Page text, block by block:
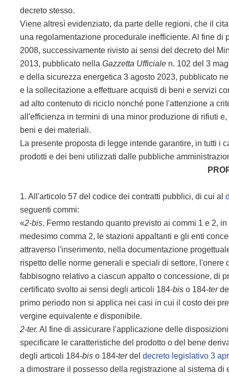
decreto stesso.
Viene altresì evidenziato, da parte delle regioni, che il
una regolamentazione procedurale inefficiente. Al fine
2008, successivamente rivisto ai sensi del decreto del
2013, pubblicato nellaGazzetta Ufficiale n. 102 del 3
e della sicurezza energetica 3 agosto 2023, pubblicato
e la sollecitazione a effettuare acquisti di beni e servizi
ad alto contenuto di riciclo nonché pone l'attenzione a
all'efficienza in termini di una minor produzione di rifiuti
beni e dei materiali.
La presente proposta di legge intende garantire, in tutti
prodotti e dei beni utilizzati dalle pubbliche
1. All'articolo 57 del codice dei contratti pubblici, di cui al
seguenti commi:
«2-bis. Fermo restando quanto previsto ai commi 1 e 2,
medesimo comma 2, le stazioni appaltanti e gli enti
attraverso l'inserimento, nella documentazione
rispetto delle norme generali e speciali di settore,
fabbisogno relativo a ciascun appalto o concessione, di
certificato svolto ai sensi degli articoli 184-bis o 184-ter
primo periodo non si applica nei casi in cui il costo dei
vergine equivalente e disponibile.
2-ter. Al fine di assicurare l'applicazione delle
specificare le caratteristiche del prodotto o del bene
degli articoli 184-bis o 184-terdeldecreto legislativo 3
a dimostrare il possesso della registrazione al sistema